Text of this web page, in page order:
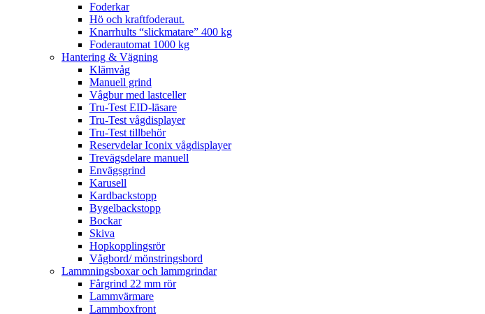
Foderkar
Hö och kraftfoderaut.
Knarrhults “slickmatare” 400 kg
Foderautomat 1000 kg
Hantering & Vägning
Klämvåg
Manuell grind
Vågbur med lastceller
Tru-Test EID-läsare
Tru-Test vågdisplayer
Tru-Test tillbehör
Reservdelar Iconix vågdisplayer
Trevägsdelare manuell
Envägsgrind
Karusell
Kardbackstopp
Bygelbackstopp
Bockar
Skiva
Hopkopplingsrör
Vågbord/ mönstringsbord
Lammningsboxar och lammgrindar
Fårgrind 22 mm rör
Lammvärmare
Lammboxfront